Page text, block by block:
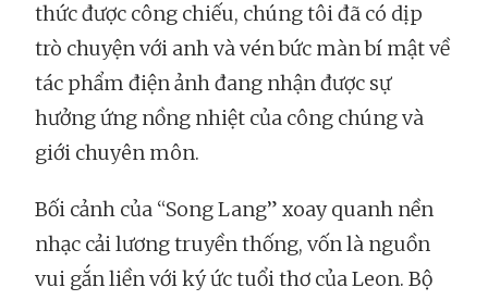
thức được công chiếu, chúng tôi đã có dịp
trò chuyện với anh và vén bức màn bí mật về
tác phẩm điện ảnh đang nhận được sự
hưởng ứng nồng nhiệt của công chúng và
giới chuyên môn.
Bối cảnh của “Song Lang” xoay quanh nền
nhạc cải lương truyền thống, vốn là nguồn
vui gắn liền với ký ức tuổi thơ của Leon. Bộ